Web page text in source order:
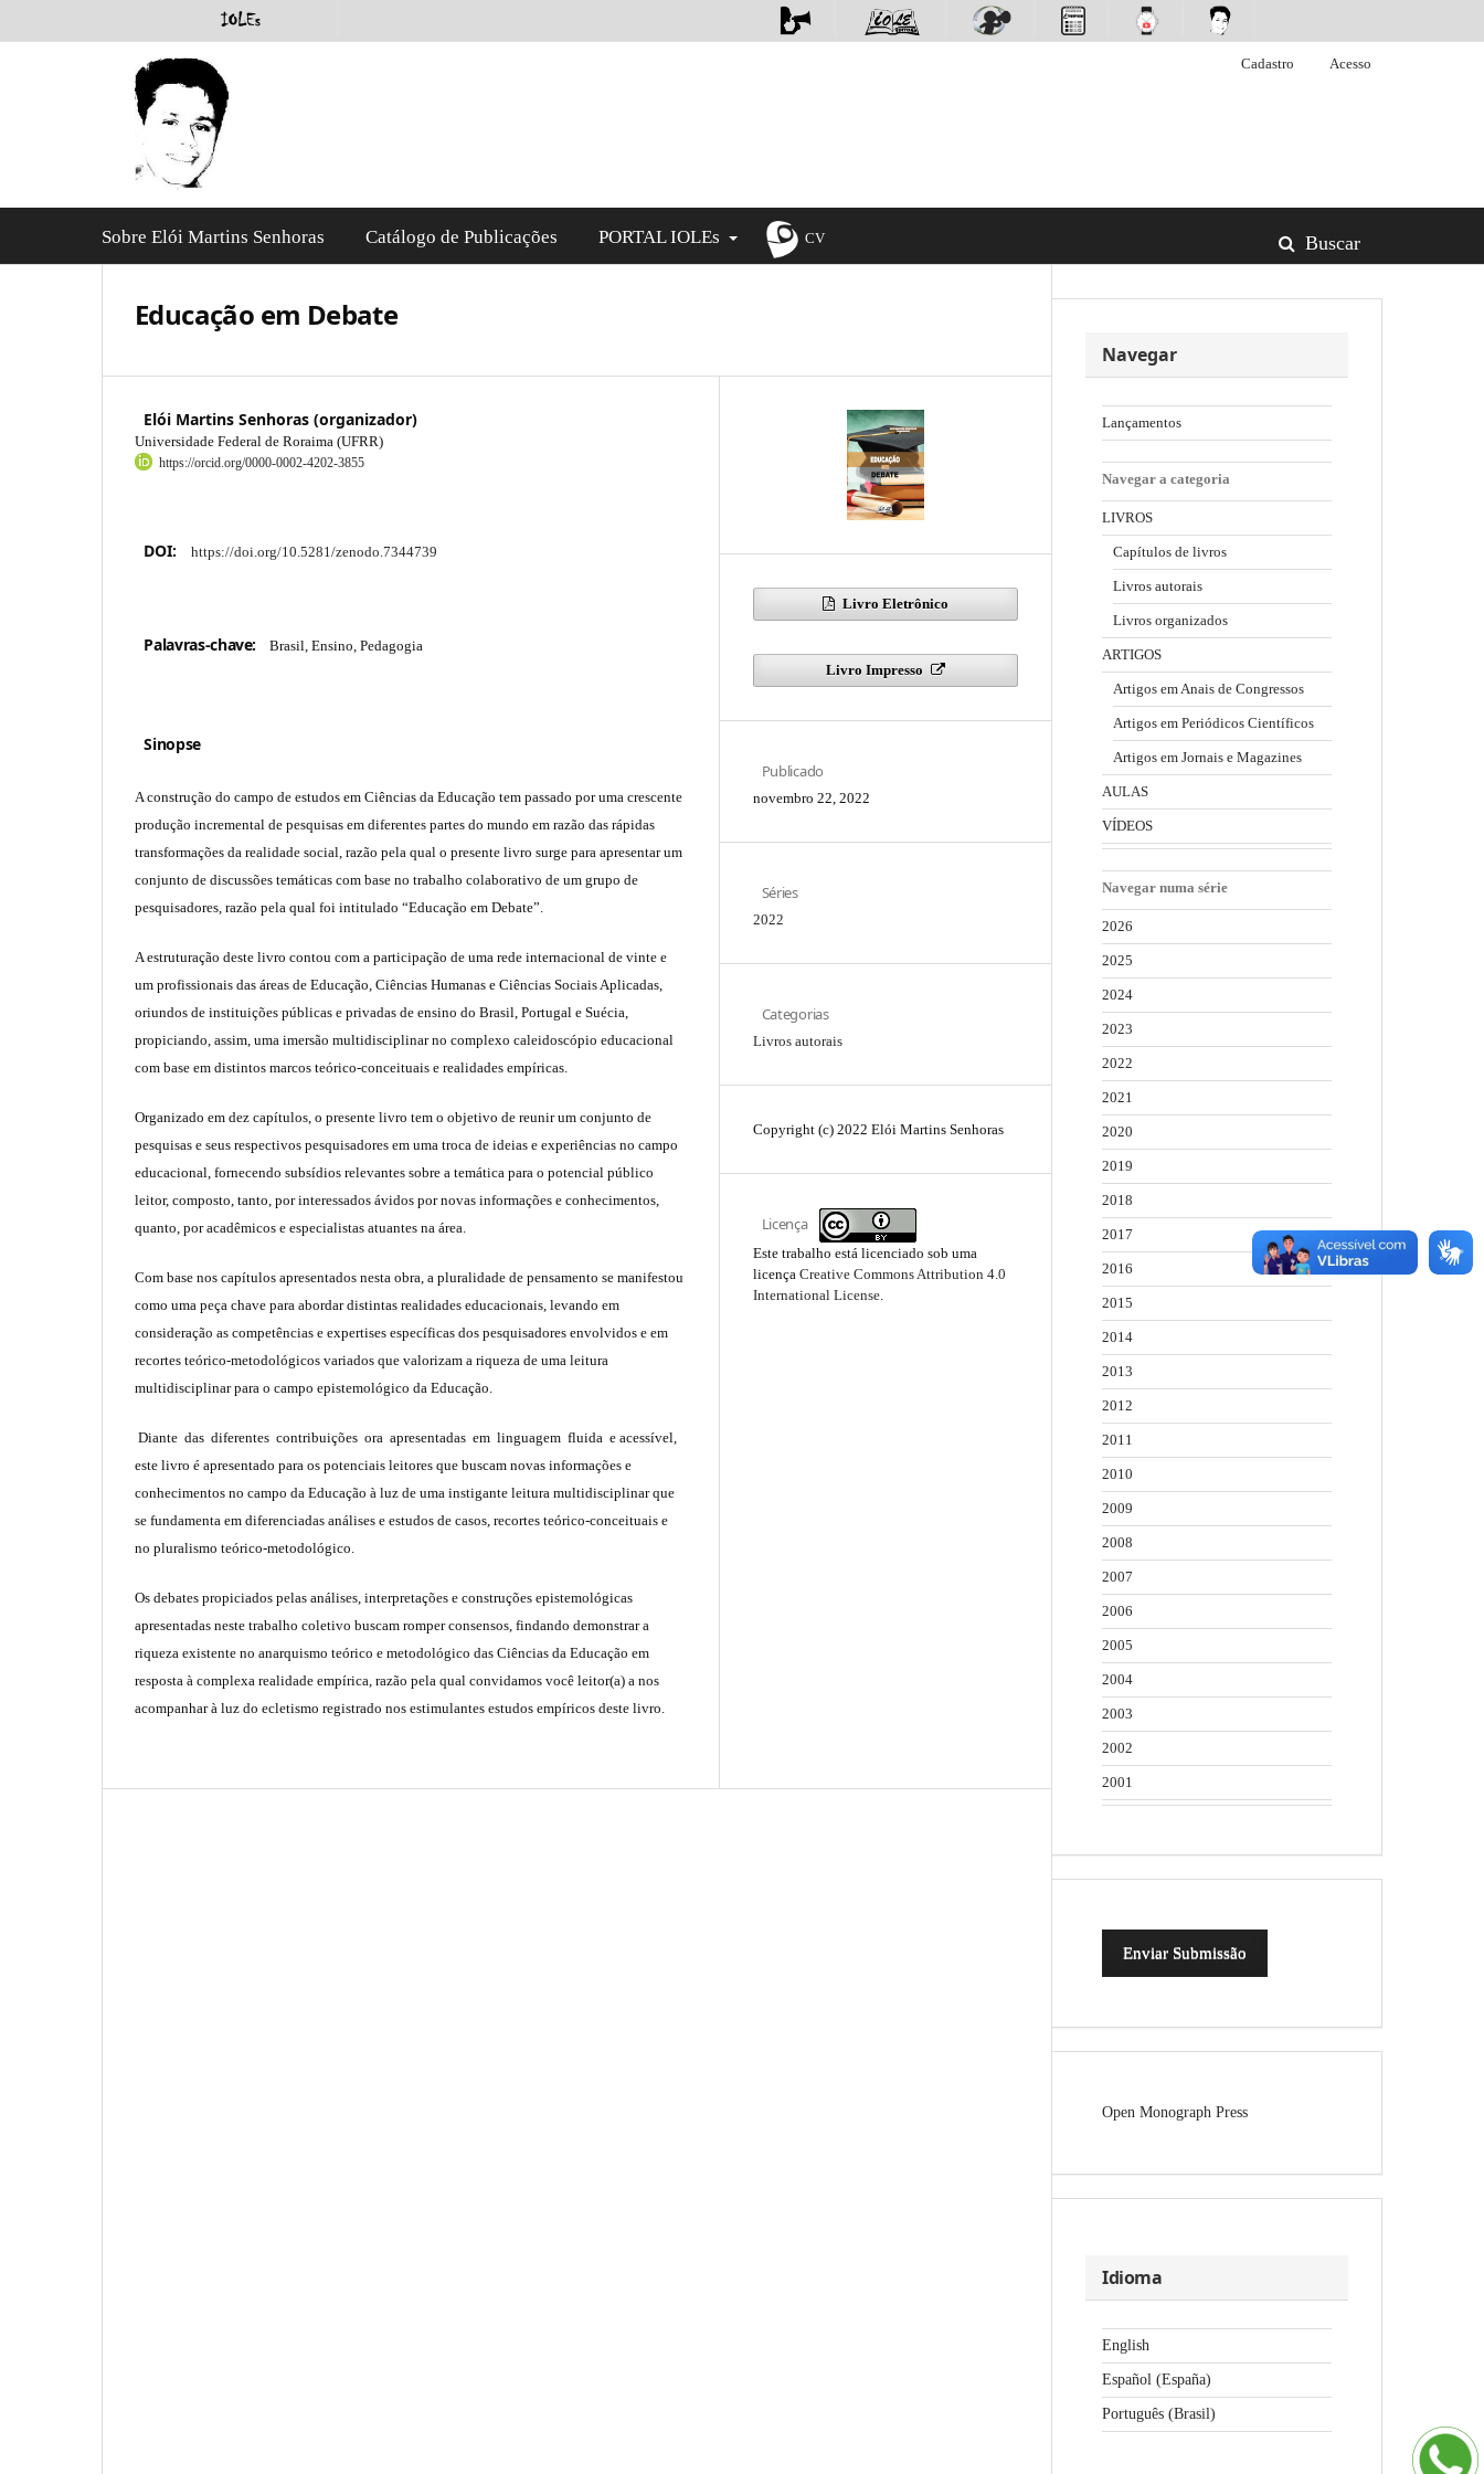
Cadastro Acesso
Sobre Elói Martins Senhoras Catálogo de Publicações PORTAL IOLEs Buscar
CV
Educação em Debate
Elói Martins Senhoras (organizador)
Universidade Federal de Roraima (UFRR)
https://orcid.org/0000-0002-4202-3855
DOI: https://doi.org/10.5281/zenodo.7344739
Palavras-chave: Brasil, Ensino, Pedagogia
Sinopse
A construção do campo de estudos em Ciências da Educação tem passado por uma crescente
produção incremental de pesquisas em diferentes partes do mundo em razão das rápidas
transformações da realidade social, razão pela qual o presente livro surge para apresentar um
conjunto de discussões temáticas com base no trabalho colaborativo de um grupo de
pesquisadores, razão pela qual foi intitulado “Educação em Debate”.
A estruturação deste livro contou com a participação de uma rede internacional de vinte e
um profissionais das áreas de Educação, Ciências Humanas e Ciências Sociais Aplicadas,
oriundos de instituições públicas e privadas de ensino do Brasil, Portugal e Suécia,
propiciando, assim, uma imersão multidisciplinar no complexo caleidoscópio educacional
com base em distintos marcos teórico-conceituais e realidades empíricas.
Organizado em dez capítulos, o presente livro tem o objetivo de reunir um conjunto de
pesquisas e seus respectivos pesquisadores em uma troca de ideias e experiências no campo
educacional, fornecendo subsídios relevantes sobre a temática para o potencial público
leitor, composto, tanto, por interessados ávidos por novas informações e conhecimentos,
quanto, por acadêmicos e especialistas atuantes na área.
Com base nos capítulos apresentados nesta obra, a pluralidade de pensamento se manifestou
como uma peça chave para abordar distintas realidades educacionais, levando em
consideração as competências e expertises específicas dos pesquisadores envolvidos e em
recortes teórico-metodológicos variados que valorizam a riqueza de uma leitura
multidisciplinar para o campo epistemológico da Educação.
Diante das diferentes contribuições ora apresentadas em linguagem fluida e acessível,
este livro é apresentado para os potenciais leitores que buscam novas informações e
conhecimentos no campo da Educação à luz de uma instigante leitura multidisciplinar que
se fundamenta em diferenciadas análises e estudos de casos, recortes teórico-conceituais e
no pluralismo teórico-metodológico.
Os debates propiciados pelas análises, interpretações e construções epistemológicas
apresentadas neste trabalho coletivo buscam romper consensos, findando demonstrar a
riqueza existente no anarquismo teórico e metodológico das Ciências da Educação em
resposta à complexa realidade empírica, razão pela qual convidamos você leitor(a) a nos
acompanhar à luz do ecletismo registrado nos estimulantes estudos empíricos deste livro.
Livro Eletrônico
Livro Impresso
Publicado
novembro 22, 2022
Séries
2022
Categorias
Livros autorais
Copyright (c) 2022 Elói Martins Senhoras
Licença
Este trabalho está licenciado sob uma
licença Creative Commons Attribution 4.0
International License.
Navegar
Lançamentos
Navegar a categoria
LIVROS
Capítulos de livros
Livros autorais
Livros organizados
ARTIGOS
Artigos em Anais de Congressos
Artigos em Periódicos Científicos
Artigos em Jornais e Magazines
AULAS
VÍDEOS
Navegar numa série
2026
2025
2024
2023
2022
2021
2020
2019
2018
2017
2016
2015
2014
2013
2012
2011
2010
2009
2008
2007
2006
2005
2004
2003
2002
2001
Enviar Submissão
Open Monograph Press
Idioma
English
Español (España)
Português (Brasil)